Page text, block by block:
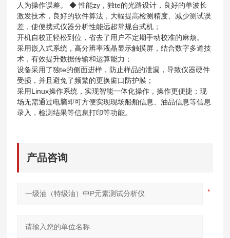
人为操作误差。 ◆ 性能zy，独te的光路设计，良好的单波长
激发技术，良好的软件算法，大幅提高检测精度、减少测试误
差，使便携式仪器分析性能远超常规台式机；
开机自校正轻松到位，省去了用户不定期手动校准的麻烦。
采用嵌入式系统，高分辨率液晶显示触摸屏，结合数字多道技
术，有效提升数据传输和运算能力；
设备采用了独te的侧面进样，防止样品的泄漏，导致仪器硬件
受损，并且避免了频繁的更换窗口防护膜；
采用Linux操作系统，实现智能一体化操作，操作更便捷；现
场无需通过电脑即可方便实现现场船舶信息、油品信息等信息
录入，检测结果等信息打印等功能。
产品咨询